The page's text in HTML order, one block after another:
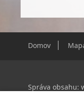
Domov
Správa obsahu: